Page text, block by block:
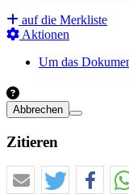
auf die Merkliste
Aktionen
Um das
Abbrechen
Zitieren